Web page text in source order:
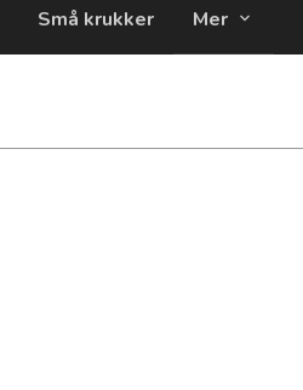
Små krukker Mer